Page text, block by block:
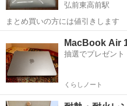
弘前東高前駅
まとめ買いの方には値引きします
MacBook Air
抽選でプレゼント
くらしノート